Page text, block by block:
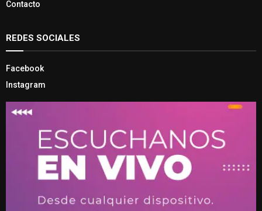
Contacto
REDES SOCIALES
Facebook
Instagram